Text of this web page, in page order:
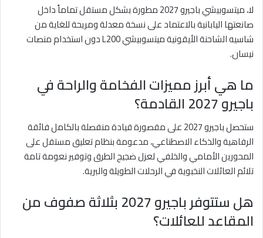
لا، ميتسوبيشي باجيرو 2027 مطورة بشكل مستقل تماماً داخل
صانعتها اليابانية بالاعتماد على نسخة معدلة ومريحة للغاية من
شاسيه الشاحنة الأيقونية ميتسوبيشي L200 دون استخدام منصات
نيسان.
ما هي أبرز مميزات الفخامة والراحة في
باجيرو 2027 القادمة؟
ستحصل باجيرو 2027 على مقصورة قيادة منفصلة بالكامل فائقة
الرفاهية والذكاء الاصطناعي، مدعومة بنظام تعليق مستقل على
المحورين الأمامي والخلفي لعزل ضجيج الطرق وتوفير نعومة تامة
تلائم العائلات النخبوية في الرحلات الطويلة والبرية.
هل ستتوفر باجيرو 2027 بثلاثة صفوف من
المقاعد للعائلات؟